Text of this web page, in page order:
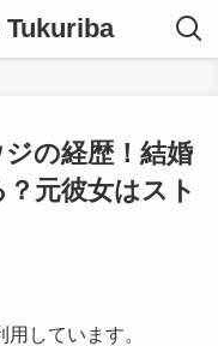
の経歴！結婚
元彼女はスト
しています。